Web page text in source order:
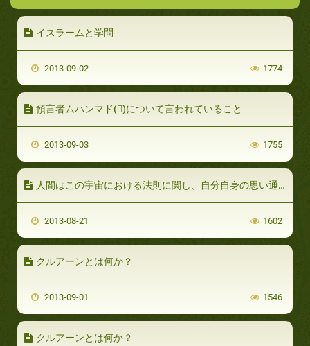
イスラームと学問
2013-09-02 1774
預言者ムハンマド()について言われていること
2013-09-03 1755
人間はこの宇宙における法則に関し、自分自身の思い通りに操作することは出来ません
2013-08-21 1602
クルアーンとは何か？
2013-09-01 1546
クルアーンとは何か？